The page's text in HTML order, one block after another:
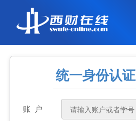
统一身份认证
账 户